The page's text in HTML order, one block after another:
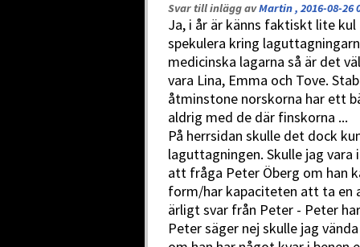
Svar till inlägg avMartin , 2016-08-26
Ja, i år är känns faktiskt lite
spekulera kring
medicinska lagarna så är det
vara Lina, Emma och Tove.
åtminstone norskorna har ett
aldrig med de där finskorna ...
På herrsidan skulle det dock
laguttagningen. Skulle jag
att fråga Peter Öberg om han
form/har kapaciteten att ta en
ärligt svar från Peter - Peter
Peter säger nej skulle jag